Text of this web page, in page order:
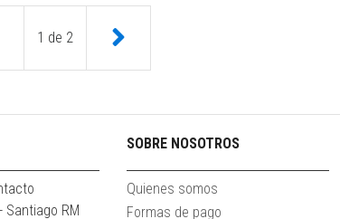
1 de 2
Santiago RM
SOBRE NOSOTROS
Quienes somos
Formas de pago